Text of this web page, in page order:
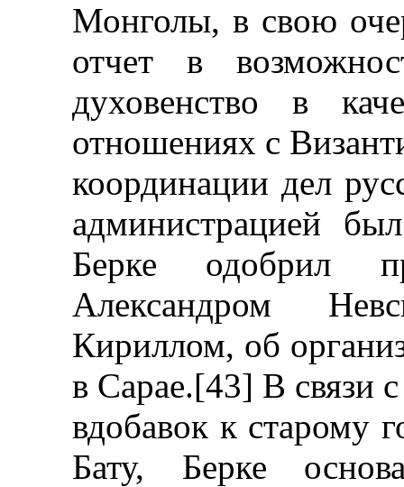
Монголы, в свою
отчет в
духовенство в
отношениях с
координации дел
администрацией
Берке одобрил
Александром
Кириллом, об
в Сарае.[43] В связи
вдобавок к старому
Бату, Берке